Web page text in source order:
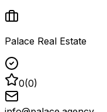
Palace Real Estate
0(0)